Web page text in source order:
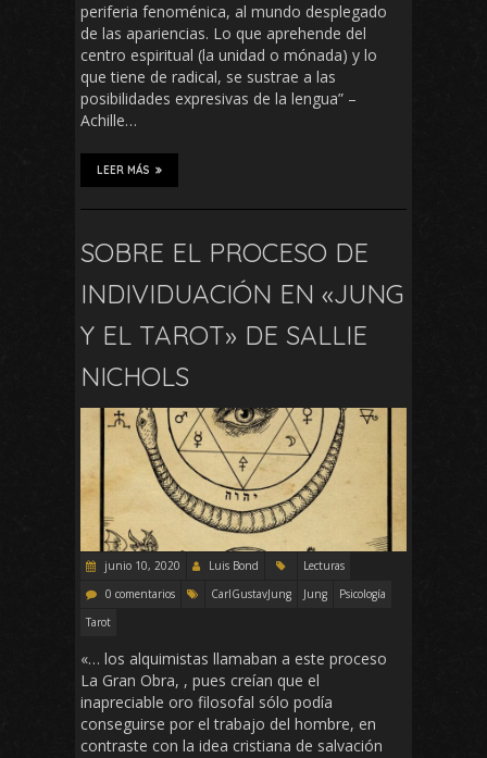
periferia fenoménica, al mundo desplegado
de las apariencias. Lo que aprehende del
centro espiritual (la unidad o mónada) y lo
que tiene de radical, se sustrae a las
posibilidades expresivas de la lengua” –
Achille…
LEER MÁS
SOBRE EL PROCESO DE
INDIVIDUACIÓN EN «JUNG
Y EL TAROT» DE SALLIE
NICHOLS
junio 10, 2020 Luis Bond
Lecturas
0 comentarios
CarlGustavJung Jung
Psicología
Tarot
«… los alquimistas llamaban a este proceso
La Gran Obra, , pues creían que el
inapreciable oro filosofal sólo podía
conseguirse por el trabajo del hombre, en
contraste con la idea cristiana de salvación